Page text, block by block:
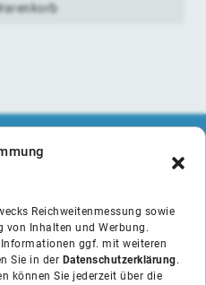
Reichweitenmessung sowie
von Inhalten und Werbung.
ggf. mit weiteren
Sie in der Datenschutzerklärung.
können Sie jederzeit über die